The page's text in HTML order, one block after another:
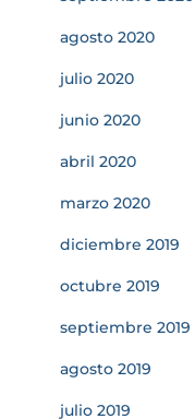
agosto 2020
julio 2020
junio 2020
abril 2020
marzo 2020
diciembre 2019
octubre 2019
septiembre 2019
agosto 2019
julio 2019